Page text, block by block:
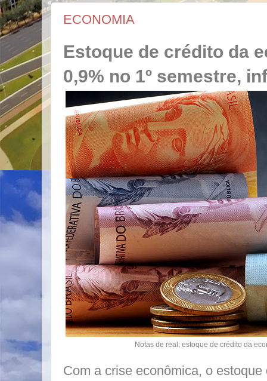
ECONOMIA
Estoque de crédito da
0,9% no 1º semestre,
Notas de real; estoque de crédito da
Com a crise econômica, o